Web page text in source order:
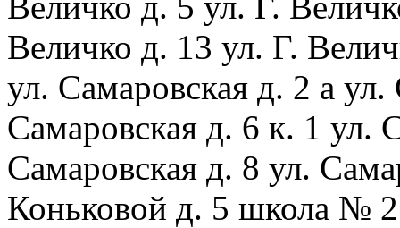
Величко д. 13 ул. Г.
ул. Самаровская д. 2 а
Самаровская д. 6 к. 1 ул.
Самаровская д. 8 ул.
Коньковой д. 5 школа №